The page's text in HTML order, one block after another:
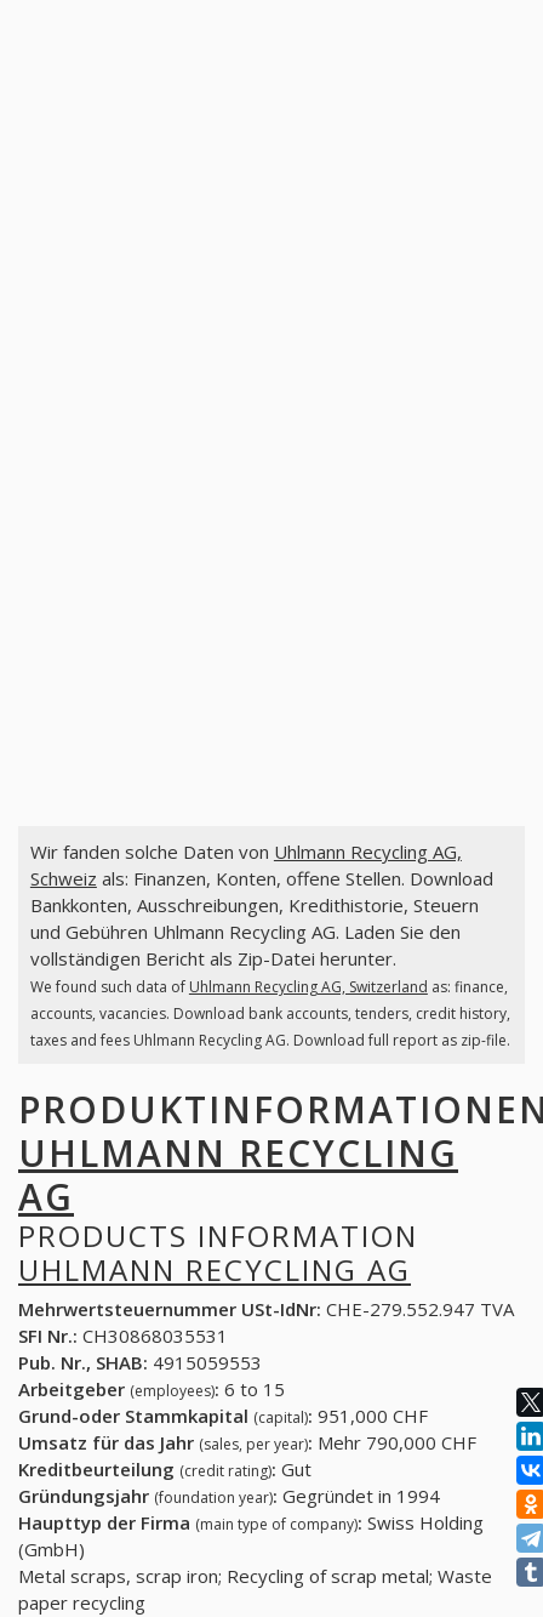
Wir fanden solche Daten von Uhlmann Recycling AG,
Schweiz als: Finanzen, Konten, offene Stellen. Download
Bankkonten, Ausschreibungen, Kredithistorie, Steuern
und Gebühren Uhlmann Recycling AG. Laden Sie den
vollständigen Bericht als Zip-Datei herunter.
We found such data of Uhlmann Recycling AG, Switzerland as: finance,
accounts, vacancies. Download bank accounts, tenders, credit history,
taxes and fees Uhlmann Recycling AG. Download full report as zip-file.
UHLMANN RECYCLING
AG
PRODUCTS INFORMATION
UHLMANN RECYCLING AG
Mehrwertsteuernummer USt-IdNr: CHE-279.552.947 TVA
SFI Nr.: CH30868035531
Pub. Nr., SHAB: 4915059553
Arbeitgeber (employees): 6 to 15
Grund-oder Stammkapital (capital): 951,000 CHF
Umsatz für das Jahr (sales, per year): Mehr 790,000 CHF
Kreditbeurteilung (credit rating): Gut
Gründungsjahr (foundation year): Gegründet in 1994
Haupttyp der Firma (main type of company): Swiss Holding
(GmbH)
Metal scraps, scrap iron; Recycling of scrap metal; Waste
paper recycling